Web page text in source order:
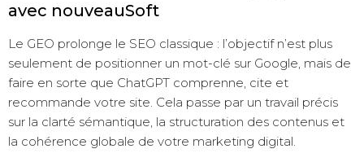
avec nouveauSoft
Le GEO prolonge le SEO classique : l’objectif n’est plus
seulement de positionner un mot-clé sur Google, mais de
faire en sorte que ChatGPT comprenne, cite et
recommande votre site. Cela passe par un travail précis
sur la clarté sémantique, la structuration des contenus et
la cohérence globale de votre marketing digital.